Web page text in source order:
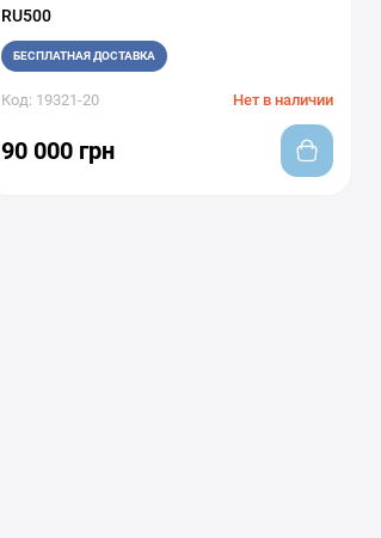
RU500
БЕСПЛАТНАЯ ДОСТАВКА
Код: 19321-20 Нет в наличии
90 000 грн